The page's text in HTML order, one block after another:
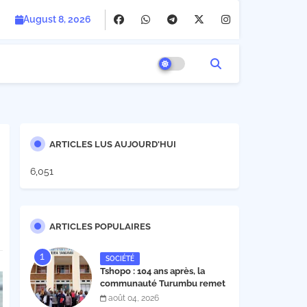
August 8, 2026
ARTICLES LUS AUJOURD'HUI
6,051
ARTICLES POPULAIRES
SOCIÉTÉ
Tshopo : 104 ans après, la
communauté Turumbu remet
enfin son cahier des charges à
août 04, 2026